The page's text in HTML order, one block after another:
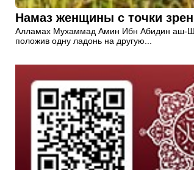
Намаз женщины с точки
Алламах Мухаммад Амин Ибн Абидин аш-
положив одну ладонь на другую...